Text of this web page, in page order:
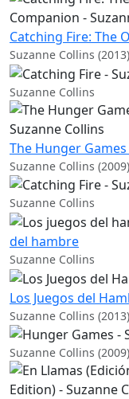
Catching Fire: The
Suzanne Collins (2013)
Suzanne Collins
The Hunger
Suzanne Collins (2009)
Suzanne Collins
del hambre
Suzanne Collins
Los Juegos del
Suzanne Collins (2013)
Suzanne Collins (2009)